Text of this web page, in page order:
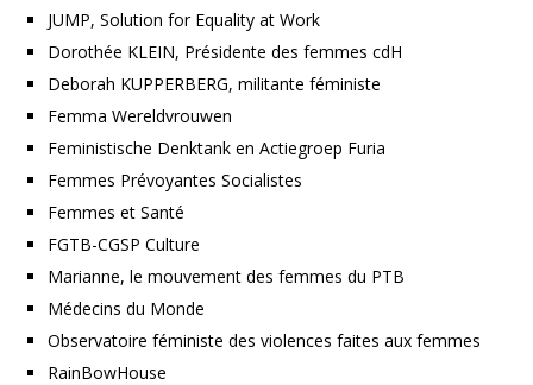
JUMP, Solution for Equality at Work
Dorothée KLEIN, Présidente des femmes cdH
Deborah KUPPERBERG, militante féministe
Femma Wereldvrouwen
Feministische Denktank en Actiegroep Furia
Femmes Prévoyantes Socialistes
Femmes et Santé
FGTB-CGSP Culture
Marianne, le mouvement des femmes du PTB
Médecins du Monde
Observatoire féministe des violences faites aux femmes
RainBowHouse